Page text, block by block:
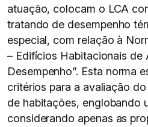
atuação, colocam o LCA
tratando de desempenho
especial, com relação à
– Edifícios Habitacionais de
Desempenho”. Esta norma
critérios para a avaliação
de habitações, englobando
considerando apenas as